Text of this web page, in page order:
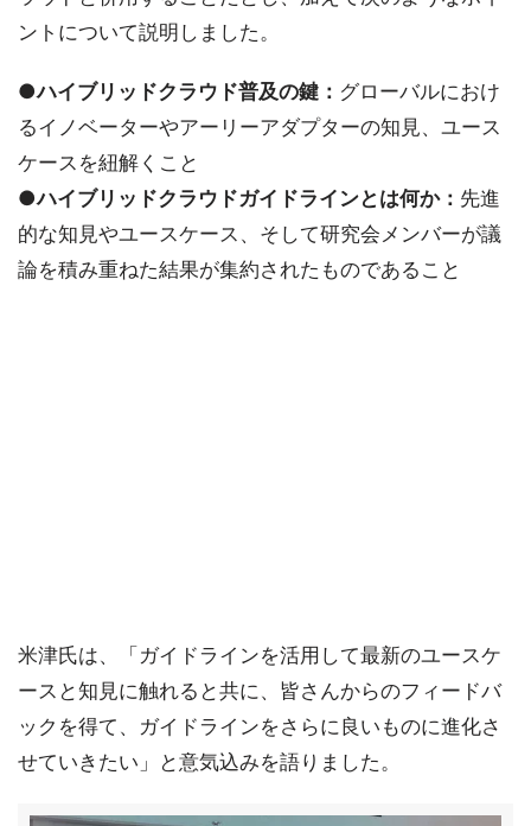
ントについて説明しました。
●ハイブリッドクラウド普及の鍵： グローバルにおけ
るイノベーターやアーリーアダプターの知見、ユース
ケースを紐解くこと
●ハイブリッドクラウドガイドラインとは何か： 先進
的な知見やユースケース、そして研究会メンバーが議
論を積み重ねた結果が集約されたものであること
米津氏は、「ガイドラインを活用して最新のユースケ
ースと知見に触れると共に、皆さんからのフィードバ
ックを得て、ガイドラインをさらに良いものに進化さ
せていきたい」と意気込みを語りました。